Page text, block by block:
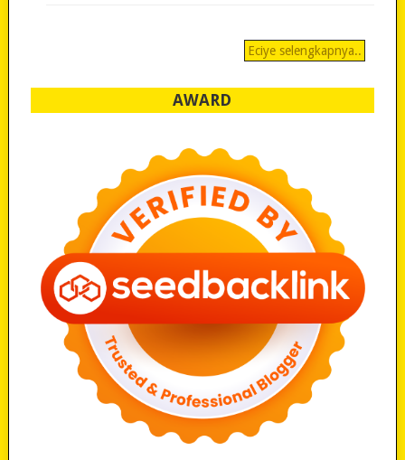
Eciye selengkapnya..
AWARD